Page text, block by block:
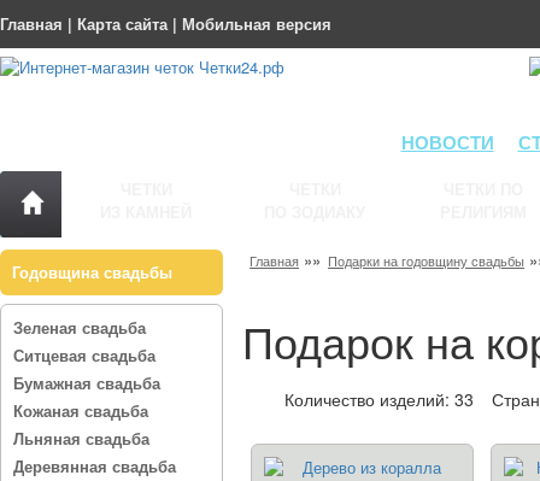
Главная | Карта сайта| Мобильная версия
НОВОСТИ
Годовщина свадьбы
Зеленая свадьба
Ситцевая свадьба
Бумажная свадьба
Кожаная свадьба
Льняная свадьба
Деревянная свадьба
Главная »» Подарки на годовщину свадьбы
Подарок на
Количество изделий: 33